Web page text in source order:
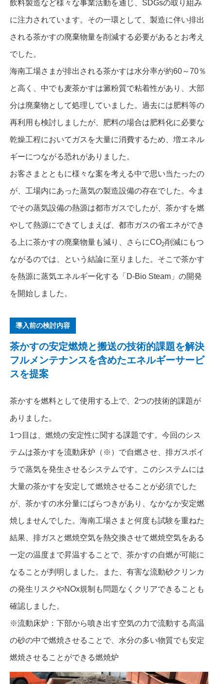
飲料製造など様々な事業活動を通じ、SDGsの取り組み
に注力されています。その一環として、製造に伴い排出
される茶かすの廃棄物量を削減する必要があるとお考え
でした。
海南工場さまが排出される茶かすは水分率が約60～70％
と高く、中でも麦茶かすは澱粉質で粘着性があり、大部
分は廃棄物として処理していました。過去には肥料等の
再利用も検討しましたが、肥料の場合は肥料化に必要な
乾燥工程においてガスを大量に消費するため、増エネル
ギーにつながる恐れがありました。
お客さまとともに様々な案を考える中で思い当たったの
が、工場内にあった蒸気の製造設備の存在でした。今ま
でその蒸気設備の熱源は都市ガスでしたが、茶かすを燃
やして熱源にできてしまえば、都市ガスの省エネができ
る上に茶かすの廃棄物量も減り、さらにCO2削減にもつ
ながるのでは、という結論に至りました。そこで茶かす
を熱源に蒸気エネルギー化する「D-Bio Steam」の開発
を開始しました。
導入前の検討内容
茶かすの安定燃焼と搬送の技術的課題を解決
フルメンテナンスを含めたエネルギーサービ
スを提案
茶かすを燃料として使用する上で、2つの技術的課題が
ありました。
1つ目は、燃焼の安定性に関する課題です。今回のシス
テムは茶かすを流動床炉（※）で自燃させ、排ガスボイ
ラで蒸気を発生させるシステムです。このシステムには
大量の茶かすを安定して燃焼させることが必須でした
が、茶かすの水分量にばらつきがあり、なかなか安定燃
焼しませんでした。海南工場さまと何度も試験を重ねた
結果、排ガスと燃焼空気を熱交換させて燃焼空気をある
一定の温度まで昇温することで、茶かすの自燃が可能に
なることが判明しました。また、有害な流動砂クリンカ
の発生リスクやNOx規制も問題なくクリアできることも
確認しました。
※流動床炉：下部から噴き出す空気の力で流動する高温
の砂の中で燃焼させることで、水分の多い物質でも安定
燃焼させることができる燃焼炉